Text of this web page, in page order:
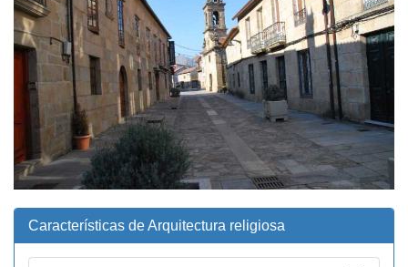
Características de Arquitectura religiosa